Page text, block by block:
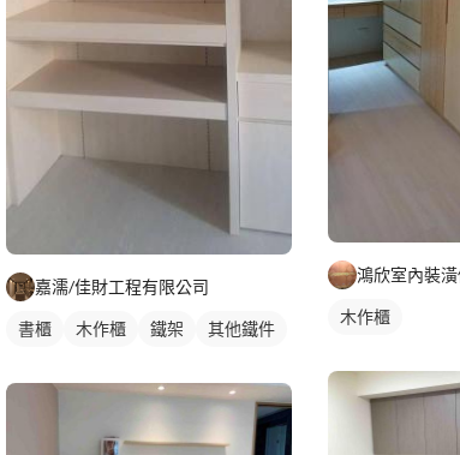
嘉濡/佳財工程有限公司
書櫃 木作櫃 鐵架 其他鐵件
鴻欣室內裝
木作櫃